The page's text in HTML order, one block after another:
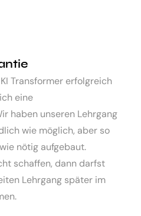
Transformer erfolgreich
eine
haben unseren Lehrgang
wie möglich, aber so
nötig aufgebaut.
schaffen, dann darfst
Lehrgang später im